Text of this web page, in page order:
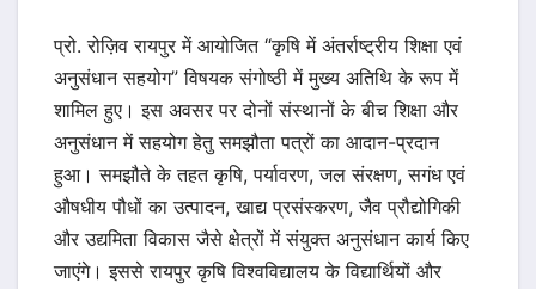
प्रो. रोज़िव रायपुर में आयोजित “कृषि में अंतर्राष्ट्रीय शिक्षा एवं
अनुसंधान सहयोग” विषयक संगोष्ठी में मुख्य अतिथि के रूप में
शामिल हुए। इस अवसर पर दोनों संस्थानों के बीच शिक्षा और
अनुसंधान में सहयोग हेतु समझौता पत्रों का आदान-प्रदान
हुआ। समझौते के तहत कृषि, पर्यावरण, जल संरक्षण, सगंध एवं
औषधीय पौधों का उत्पादन, खाद्य प्रसंस्करण, जैव प्रौद्योगिकी
और उद्यमिता विकास जैसे क्षेत्रों में संयुक्त अनुसंधान कार्य किए
जाएंगे। इससे रायपुर कृषि विश्वविद्यालय के विद्यार्थियों और